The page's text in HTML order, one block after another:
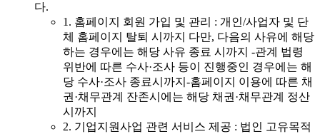
다.
1. 홈페이지 회원 가입 및 관리 : 개인/사업자 및 단
체 홈페이지 탈퇴 시까지 다만, 다음의 사유에 해당
하는 경우에는 해당 사유 종료 시까지 -관계 법령
위반에 따른 수사·조사 등이 진행중인 경우에는 해
당 수사·조사 종료시까지-홈페이지 이용에 따른 채
권·채무관계 잔존시에는 해당 채권·채무관계 정산
시까지
2. 기업지원사업 관련 서비스 제공 : 법인 고유목적